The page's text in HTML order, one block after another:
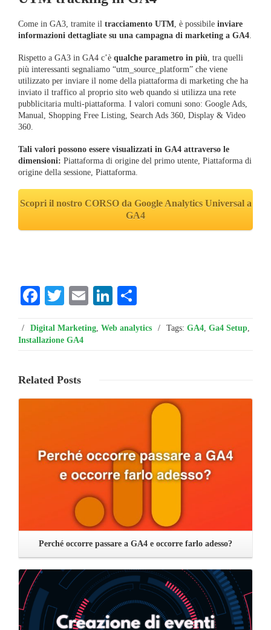
Come in GA3, tramite il tracciamento UTM, è possibile inviare
informazioni dettagliate su una campagna di marketing a GA4.
Rispetto a GA3 in GA4 c’è qualche parametro in più, tra quelli
più interessanti segnaliamo “utm_source_platform” che viene
utilizzato per inviare il nome della piattaforma di marketing che ha
inviato il traffico al proprio sito web quando si utilizza una rete
pubblicitaria multi-piattaforma. I valori comuni sono: Google Ads,
Manual, Shopping Free Listing, Search Ads 360, Display & Video
360.
Tali valori possono essere visualizzati in GA4 attraverso le
dimensioni: Piattaforma di origine del primo utente, Piattaforma di
origine della sessione, Piattaforma.
Scopri il nostro CORSO da Google Analytics Universal a
GA4
Facebook
Twitter
EmailLinkedIn
/ Digital Marketing, Web analytics / Tags: GA4, Ga4 Setup,
Installazione GA4
Related Posts
Perché occorre passare a GA4 e occorre farlo adesso?